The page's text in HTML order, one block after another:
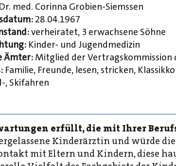
Dr. med. Corinna Grobien-Siemssen
28.04.1967
verheiratet, 3 erwachsene Söhne
Kinder- und Jugendmedizin
Ämter:Mitglied der Vertragskommission
Familie, Freunde, lesen, stricken,
, Skifahren
erfüllt, die mit Ihrer
Kinderärztin und würde
mit Eltern und Kindern, diese